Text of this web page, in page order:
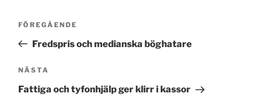
Inläggsnavigering
Föregående
inlägg
FÖREGÅENDE
Fredspris och medianska böghatare
Nästa
inlägg
NÄSTA
Fattiga och tyfonhjälp ger klirr i kassor